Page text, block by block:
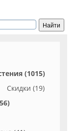
(1015)
Скидки (19)